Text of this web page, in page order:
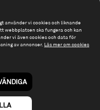
40
AB
använder vi cookies och liknande
webbplatsen ska fungera och kan
vi även cookies och data för
av annonser. Läs mer om cookies